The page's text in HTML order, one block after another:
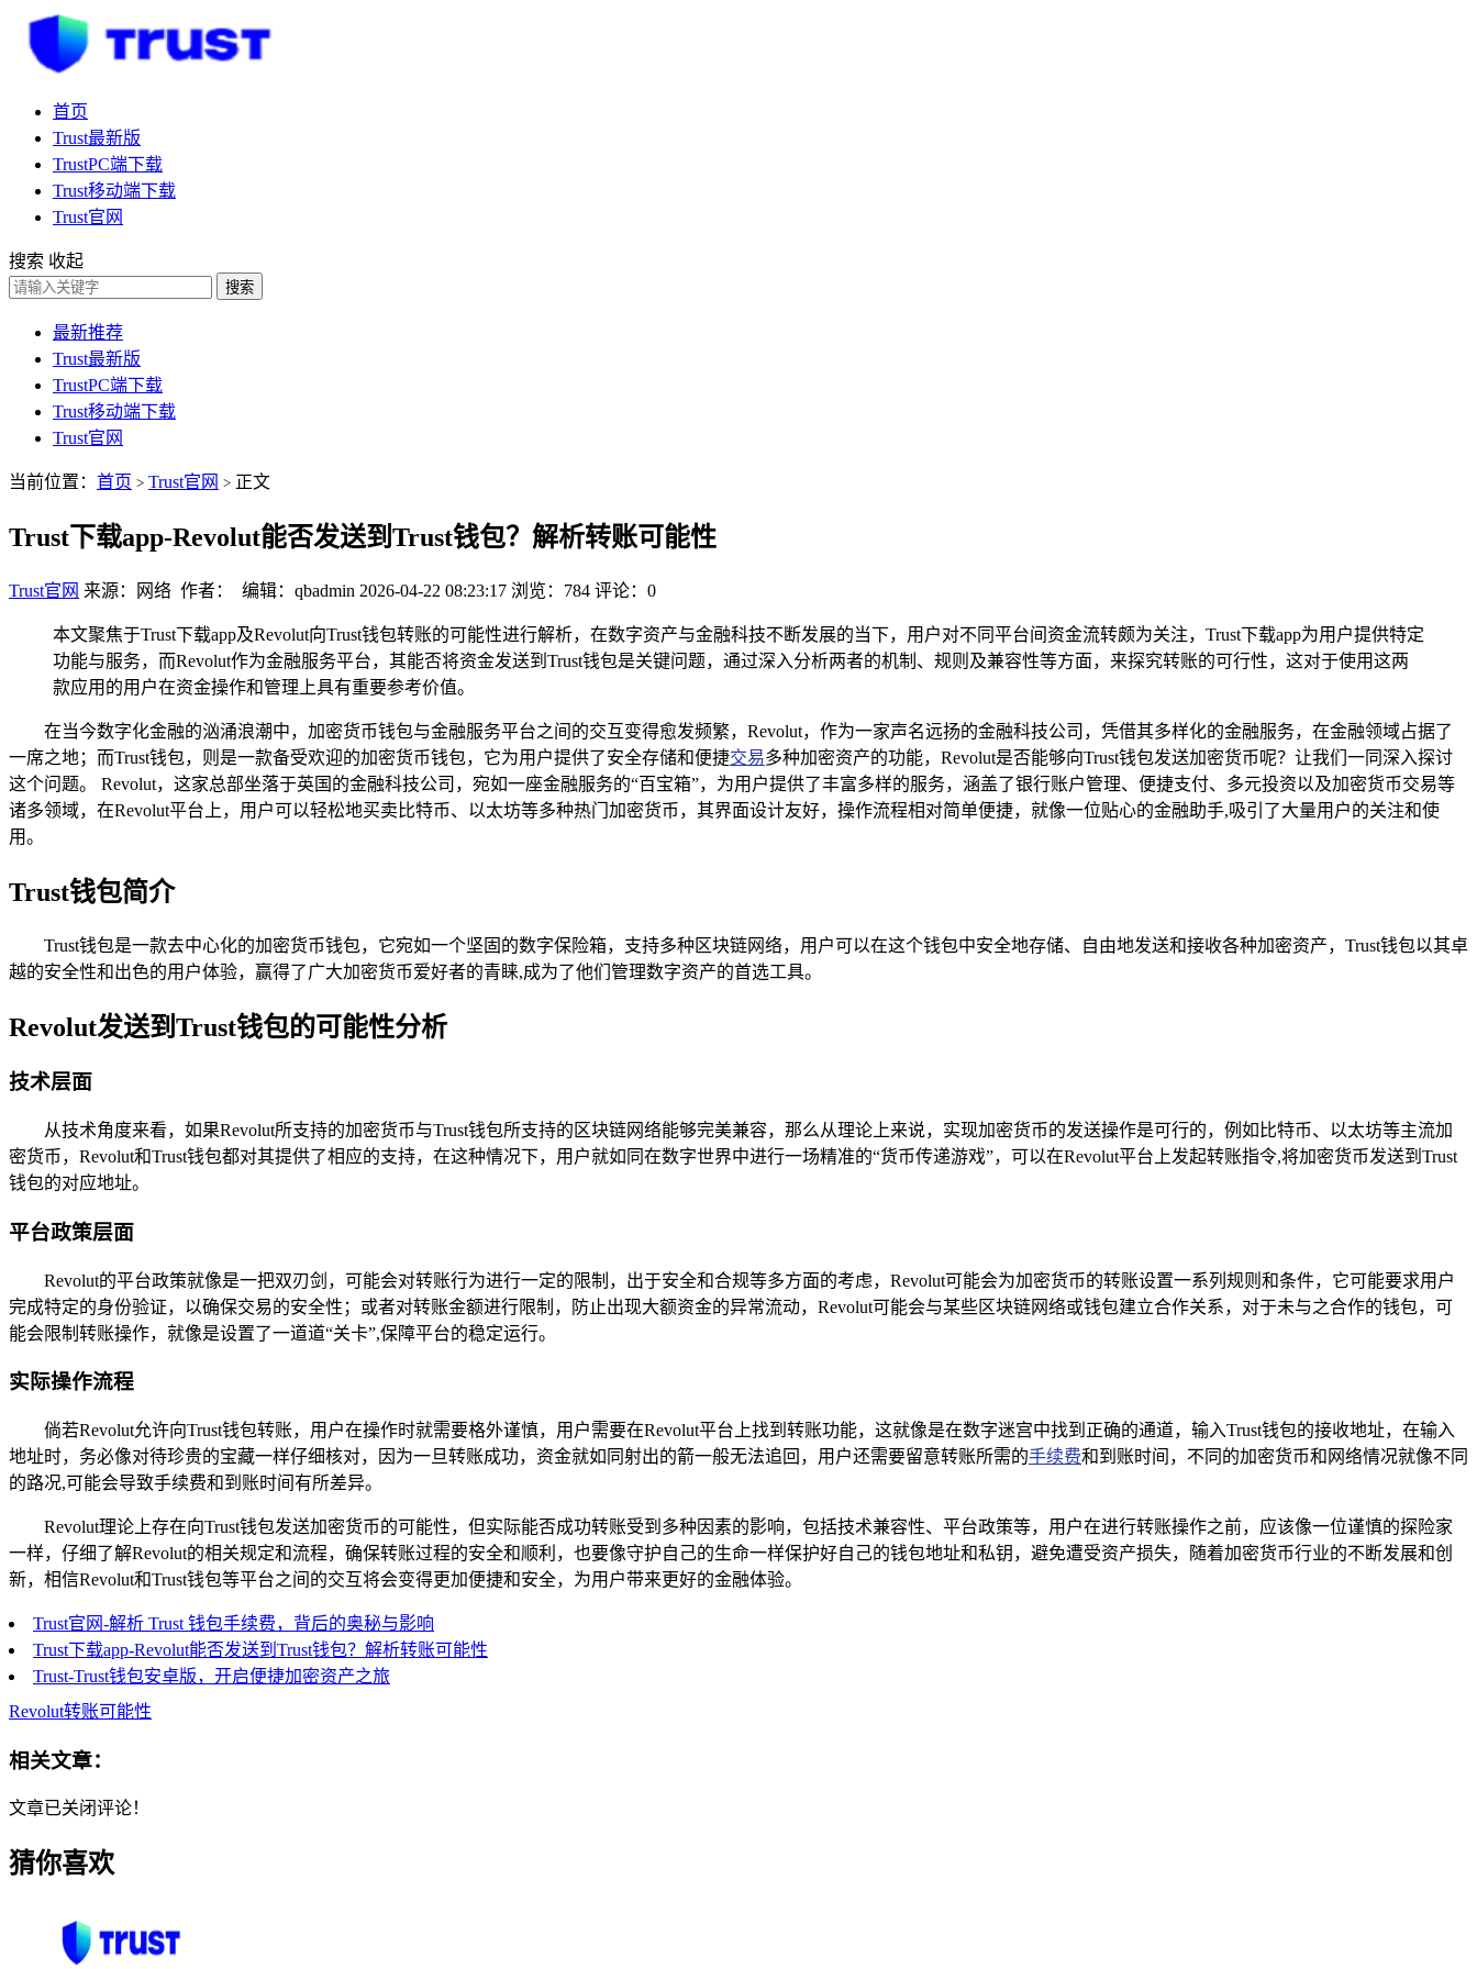
首页
Trust最新版
TrustPC端下载
Trust移动端下载
Trust官网
搜索 收起
搜索
最新推荐
Trust最新版
TrustPC端下载
Trust移动端下载
Trust官网
当前位置： 首页 > Trust官网 > 正文
Trust下载app-Revolut能否发送到Trust钱包？解析转账可能性
Trust官网 来源：网络 作者： 编辑：qbadmin 2026-04-22 08:23:17 浏览：784 评论：0
本文聚焦于Trust下载app及Revolut向Trust钱包转账的可能性进行解析，在数字资产与金融科技不断发展的当下，用户对不同平台间资金流转颇为关注，Trust下载app为用户提供特定
功能与服务，而Revolut作为金融服务平台，其能否将资金发送到Trust钱包是关键问题，通过深入分析两者的机制、规则及兼容性等方面，来探究转账的可行性，这对于使用这两
款应用的用户在资金操作和管理上具有重要参考价值。
在当今数字化金融的汹涌浪潮中，加密货币钱包与金融服务平台之间的交互变得愈发频繁，Revolut，作为一家声名远扬的金融科技公司，凭借其多样化的金融服务，在金融领域占据了
一席之地；而Trust钱包，则是一款备受欢迎的加密货币钱包，它为用户提供了安全存储和便捷交易多种加密资产的功能，Revolut是否能够向Trust钱包发送加密货币呢？让我们一同深入探讨
这个问题。 Revolut，这家总部坐落于英国的金融科技公司，宛如一座金融服务的“百宝箱”，为用户提供了丰富多样的服务，涵盖了银行账户管理、便捷支付、多元投资以及加密货币交易等
诸多领域，在Revolut平台上，用户可以轻松地买卖比特币、以太坊等多种热门加密货币，其界面设计友好，操作流程相对简单便捷，就像一位贴心的金融助手,吸引了大量用户的关注和使
用。
Trust钱包简介
Trust钱包是一款去中心化的加密货币钱包，它宛如一个坚固的数字保险箱，支持多种区块链网络，用户可以在这个钱包中安全地存储、自由地发送和接收各种加密资产，Trust钱包以其卓
越的安全性和出色的用户体验，赢得了广大加密货币爱好者的青睐,成为了他们管理数字资产的首选工具。
Revolut发送到Trust钱包的可能性分析
技术层面
从技术角度来看，如果Revolut所支持的加密货币与Trust钱包所支持的区块链网络能够完美兼容，那么从理论上来说，实现加密货币的发送操作是可行的，例如比特币、以太坊等主流加
密货币，Revolut和Trust钱包都对其提供了相应的支持，在这种情况下，用户就如同在数字世界中进行一场精准的“货币传递游戏”，可以在Revolut平台上发起转账指令,将加密货币发送到Trust
钱包的对应地址。
平台政策层面
Revolut的平台政策就像是一把双刃剑，可能会对转账行为进行一定的限制，出于安全和合规等多方面的考虑，Revolut可能会为加密货币的转账设置一系列规则和条件，它可能要求用户
完成特定的身份验证，以确保交易的安全性；或者对转账金额进行限制，防止出现大额资金的异常流动，Revolut可能会与某些区块链网络或钱包建立合作关系，对于未与之合作的钱包，可
能会限制转账操作，就像是设置了一道道“关卡”,保障平台的稳定运行。
实际操作流程
倘若Revolut允许向Trust钱包转账，用户在操作时就需要格外谨慎，用户需要在Revolut平台上找到转账功能，这就像是在数字迷宫中找到正确的通道，输入Trust钱包的接收地址，在输入
地址时，务必像对待珍贵的宝藏一样仔细核对，因为一旦转账成功，资金就如同射出的箭一般无法追回，用户还需要留意转账所需的手续费和到账时间，不同的加密货币和网络情况就像不同
的路况,可能会导致手续费和到账时间有所差异。
Revolut理论上存在向Trust钱包发送加密货币的可能性，但实际能否成功转账受到多种因素的影响，包括技术兼容性、平台政策等，用户在进行转账操作之前，应该像一位谨慎的探险家
一样，仔细了解Revolut的相关规定和流程，确保转账过程的安全和顺利，也要像守护自己的生命一样保护好自己的钱包地址和私钥，避免遭受资产损失，随着加密货币行业的不断发展和创
新，相信Revolut和Trust钱包等平台之间的交互将会变得更加便捷和安全，为用户带来更好的金融体验。
Trust官网-解析 Trust 钱包手续费，背后的奥秘与影响
Trust下载app-Revolut能否发送到Trust钱包？解析转账可能性
Trust-Trust钱包安卓版，开启便捷加密资产之旅
Revolut转账可能性
相关文章：
文章已关闭评论！
猜你喜欢